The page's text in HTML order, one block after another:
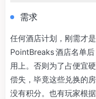
需求
任何酒店计划，刚需才
PointBreaks 酒店名单
用上。否则为了占便宜
偿失，毕竟这些兑换的
没有积分。也有玩家根